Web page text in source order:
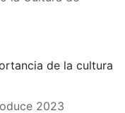
de la cultura